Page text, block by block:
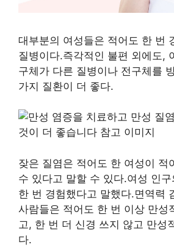
대부분의 여성들은 적어도 한 번
질병이다.즉각적인 불편 외에도,
구체가 다른 질병이나 전구체를
가지 질환이 더 좋다.
잦은 질염은 적어도 한 여성이 적
수 있다고 말할 수 있다.여성 인
한 번 경험했다고 말했다.면역력
사람들은 적어도 한 번 이상 만성
고, 한 번 더 신경 쓰지 않고 만성
다.